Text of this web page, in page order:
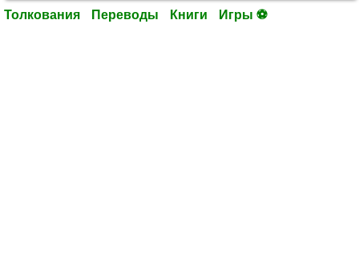
Толкования Переводы Книги Игры ⚽